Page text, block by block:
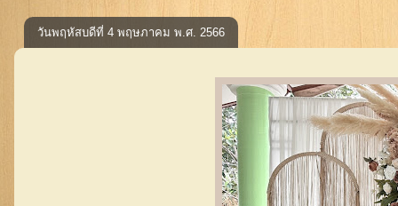
วันพฤหัสบดีที่ 4 พฤษภาคม พ.ศ. 2566